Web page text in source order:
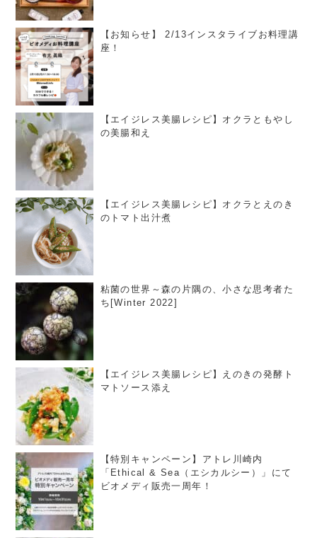
【お知らせ】 2/13インスタライブお料理講
座！
【エイジレス美腸レシピ】オクラともやし
の美腸和え
【エイジレス美腸レシピ】オクラとえのき
のトマト出汁煮
粘菌の世界～森の片隅の、小さな思考者た
ち[Winter 2022]
【エイジレス美腸レシピ】えのきの発酵ト
マトソース添え
【特別キャンペーン】アトレ川崎内
「Ethical & Sea（エシカルシー）」にて
ビオメディ販売一周年！